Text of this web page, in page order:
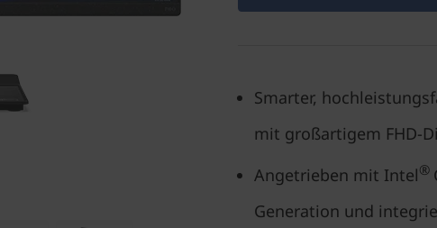
Smarter,
mit großartigem FHD-
Angetrieben mit Intel®
Generation und